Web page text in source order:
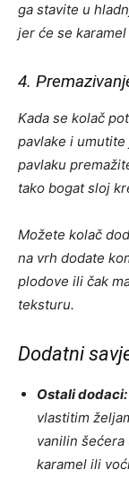
ga stavite u
jer će se
4.
Kada se kolač
pavlake i
pavlaku
tako bogat sloj
Možete kolač
na vrh dodate
plodove ili čak
teksturu.
Dodatni
Ostali dodaci:
vlastitim
vanilin
karamel ili